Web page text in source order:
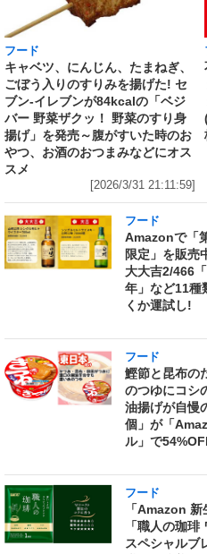
フード
キャベツ、にんじん、たまねぎ、
ごぼう入りのすりみを揚げた! セ
ブン‐イレブンが84kcalの「ベジ
バー 野菜ザクッ！ 野菜のすり身
揚げ」を発売～腹がすいた時のお
やつ、お酒のおつまみなどにオス
スメ
[2026/3/31 21:11:59]
フード
Amazonで「
限定」を販売
大大吉2/466
年」など11種
くか運試し!
フード
鰹節と昆布の
のつゆにコシ
油揚げが自慢
個」が「
ル」で
フード
「Amazon
「職人の珈
スペシャルブ